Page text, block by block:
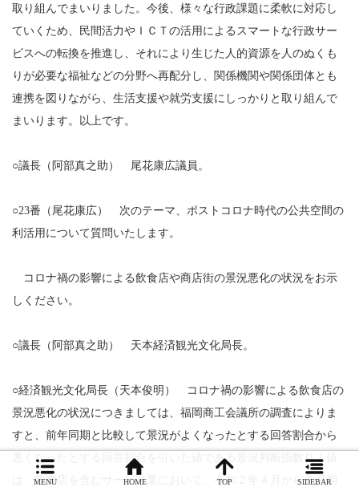
取り組んでまいりました。今後、様々な行政課題に柔軟に対応し
ていくため、民間活力やＩＣＴの活用によるスマートな行政サー
ビスへの転換を推進し、それにより生じた人的資源を人のぬくも
りが必要な福祉などの分野へ再配分し、関係機関や関係団体とも
連携を図りながら、生活支援や就労支援にしっかりと取り組んで
まいります。以上です。
○議長（阿部真之助） 尾花康広議員。
○23番（尾花康広） 次のテーマ、ポストコロナ時代の公共空間の
利活用について質問いたします。
コロナ禍の影響による飲食店や商店街の景況悪化の状況をお示
しください。
○議長（阿部真之助） 天本経済観光文化局長。
○経済観光文化局長（天本俊明） コロナ禍の影響による飲食店の
景況悪化の状況につきましては、福岡商工会議所の調査によりま
すと、前年同期と比較して景況がよくなったとする回答割合から
悪くなったとする回答割合を引いた値である景況判断指数ＤＩ値
は、飲食店を含むサービス業において、令和２年４月から６月期
MENU HOME TOP SIDEBAR